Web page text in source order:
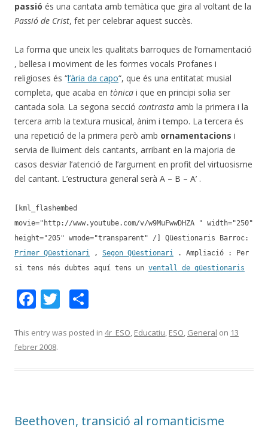
passió és una cantata amb temàtica que gira al voltant de la
Passió de Crist, fet per celebrar aquest succès.
La forma que uneix les qualitats barroques de l’ornamentació
, bellesa i moviment de les formes vocals Profanes i
religioses és “l’ària da capo“, que és una entitatat musial
completa, que acaba en tònica i que en principi solia ser
cantada sola. La segona secció contrasta amb la primera i la
tercera amb la textura musical, ànim i tempo. La tercera és
una repetició de la primera però amb ornamentacions i
servia de lluiment dels cantants, arribant en la majoria de
casos desviar l’atenció de l’argument en profit del virtuosisme
del cantant. L’estructura general serà A – B – A’ .
[kml_flashembed
movie="http://www.youtube.com/v/w9MuFwwDHZA " width="250"
height="205" wmode="transparent" /] Qüestionaris Barroc:
Primer Qüestionari , Segon Qüestionari . Ampliació : Per
si tens més dubtes aquí tens un ventall de qüestionaris
F
e
b
k
T
itt m
ix
This entry was posted in 4r_ESO, Educatiu, ESO, General on 13
febrer 2008.
Beethoven, transició al romanticisme